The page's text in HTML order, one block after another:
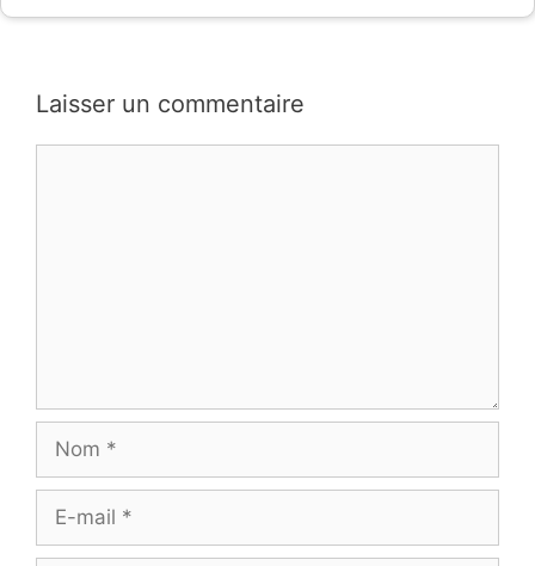
Laisser un commentaire
mail